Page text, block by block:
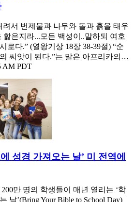
려서 번제물과 나무와 돌과 흙을 태우
핥은지라...모든 백성이..말하되 여호
로다.” (열왕기상 18장 38-39절) “순
씨앗이 된다.”는 말은 아프리카의…
AM PDT
성경 가져오는 날’ 미 전역에
만 명의 학생들이 매년 열리는 ‘학
날’(Bring Your Bible to School Day)